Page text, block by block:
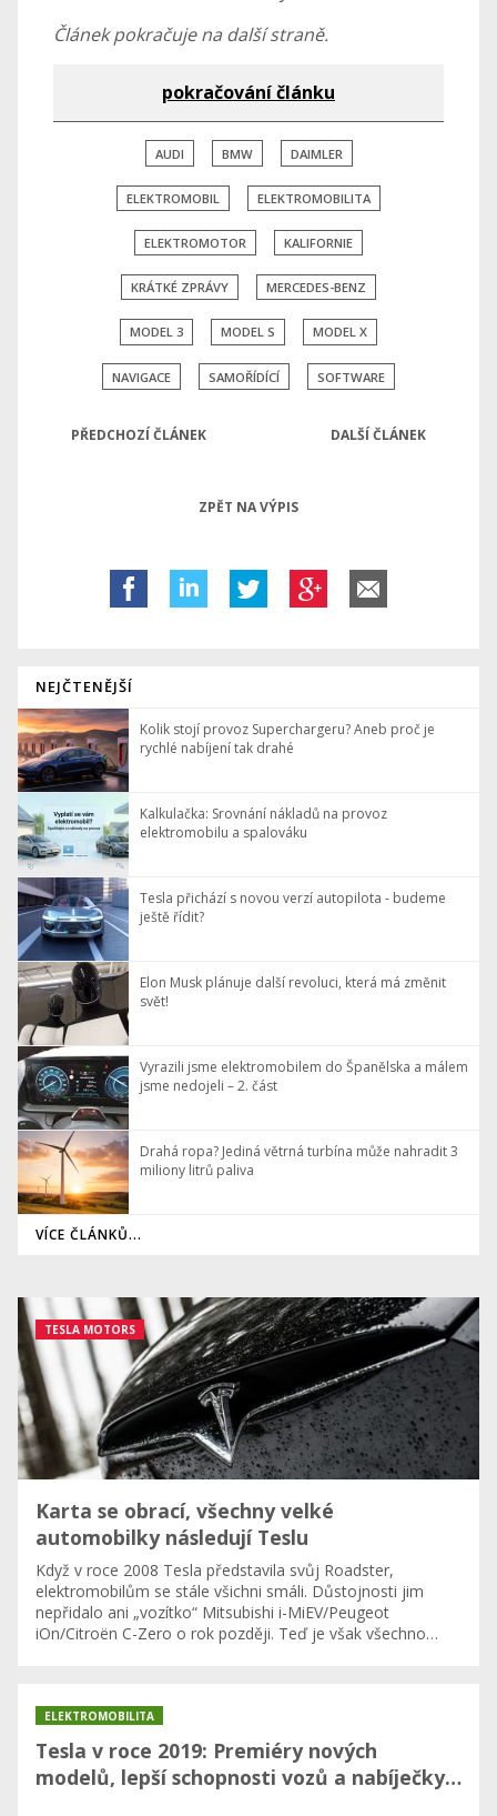
Článek pokračuje na další straně.
pokračování článku
AUDI BMW DAIMLER
ELEKTROMOBIL ELEKTROMOBILITA
ELEKTROMOTOR KALIFORNIE
KRÁTKÉ ZPRÁVY MERCEDES-BENZ
MODEL 3 MODEL S MODEL X
NAVIGACE SAMOŘÍDÍCÍ SOFTWARE
PŘEDCHOZÍ ČLÁNEK DALŠÍ ČLÁNEK
ZPĚT NA VÝPIS
NEJČTENĚJŠÍ
Kolik stojí provoz Superchargeru? Aneb proč je
rychlé nabíjení tak drahé
Kalkulačka: Srovnání nákladů na provoz
elektromobilu a spalováku
Tesla přichází s novou verzí autopilota - budeme
ještě řídit?
Elon Musk plánuje další revoluci, která má změnit
svět!
Vyrazili jsme elektromobilem do Španělska a málem
jsme nedojeli – 2. část
Drahá ropa? Jediná větrná turbína může nahradit 3
miliony litrů paliva
VÍCE ČLÁNKŮ...
Karta se obrací, všechny velké
automobilky následují Teslu
Když v roce 2008 Tesla představila svůj Roadster,
elektromobilům se stále všichni smáli. Důstojnosti jim
nepřidalo ani „vozítko“ Mitsubishi i-MiEV/Peugeot
iOn/Citroën C-Zero o rok později. Teď je však všechno…
TESLA MOTORS
Tesla v roce 2019: Premiéry nových
modelů, lepší schopnosti vozů a nabíječky…
ELEKTROMOBILITA